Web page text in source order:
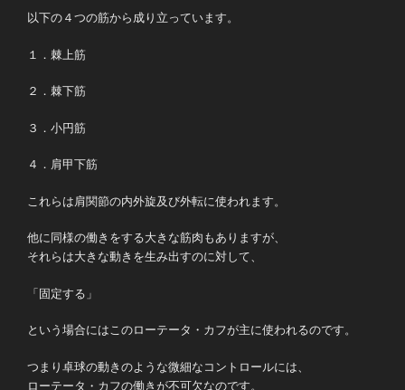
以下の４つの筋から成り立っています。
１．棘上筋
２．棘下筋
３．小円筋
４．肩甲下筋
これらは肩関節の内外旋及び外転に使われます。
他に同様の働きをする大きな筋肉もありますが、
それらは大きな動きを生み出すのに対して、
「固定する」
という場合にはこのローテータ・カフが主に使われるのです。
つまり卓球の動きのような微細なコントロールには、
ローテータ・カフの働きが不可欠なのです。